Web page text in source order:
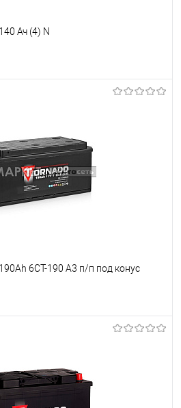
Ач (4) N
Недоступно
6CT-190 A3 п/п под конус
Недоступно